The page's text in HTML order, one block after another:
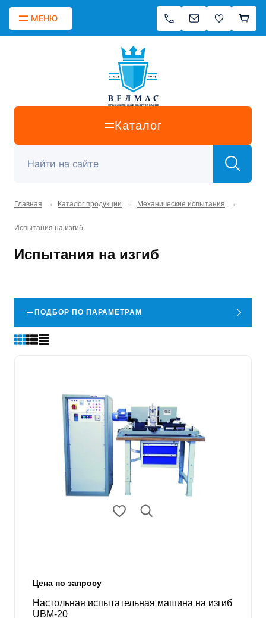
МЕНЮ
Каталог
Главная → Каталог продукции → Механические испытания →
Испытания на изгиб
Испытания на изгиб
ПОДБОР ПО ПАРАМЕТРАМ
Цена по запросу
Настольная испытательная машина на изгиб
UBM-20